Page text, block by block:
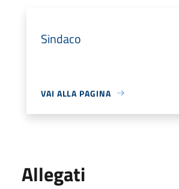
Sindaco
VAI ALLA PAGINA
Allegati